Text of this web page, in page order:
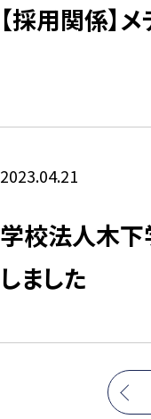
【採用関係】
2023.04.21
学校法人木
しました